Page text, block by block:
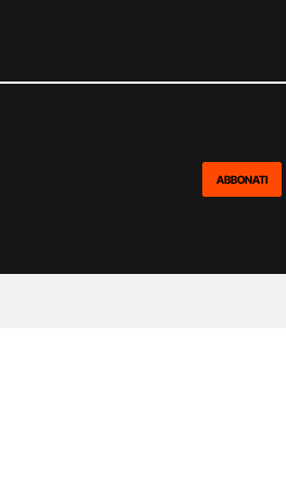
ABBONATI